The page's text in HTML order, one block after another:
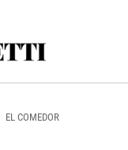
EL COMEDOR